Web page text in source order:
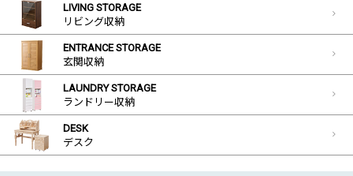
LIVING STORAGE
リビング収納
ENTRANCE STORAGE
玄関収納
LAUNDRY STORAGE
ランドリー収納
DESK
デスク